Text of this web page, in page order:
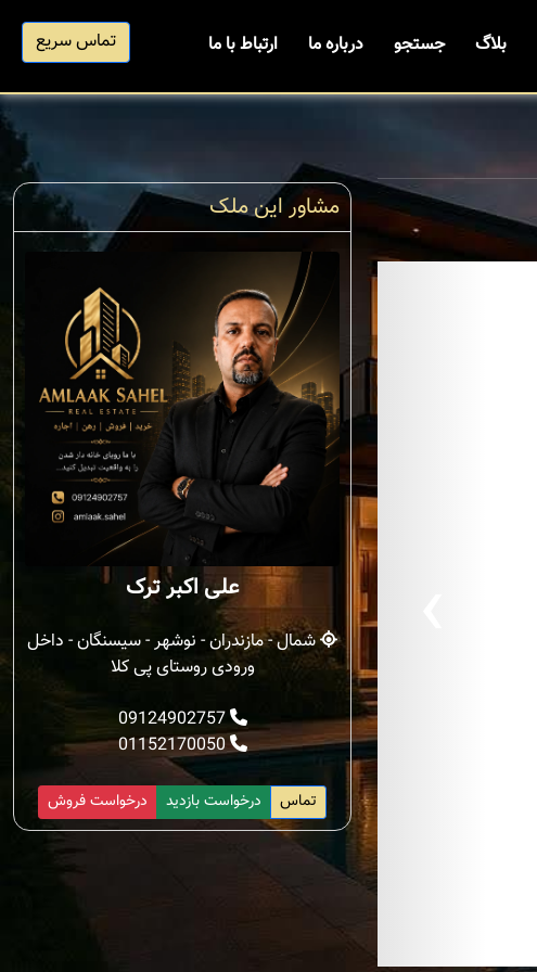
بلاگ جستجو درباره ما ارتباط با ما تماس سریع
مشاور این ملک
علی اکبر ترک
شمال - مازندران - نوشهر - سیسنگان - داخل
ورودی روستای پی کلا
09124902757
01152170050
درخواست فروش درخواست بازدید تماس